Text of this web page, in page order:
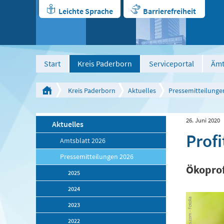
Leichte Sprache Barrierefreiheit
Start Kreis Paderborn Serviceportal
Kreis Paderborn Aktuelles
Aktuelles
Amtsblatt 2026
Pressemitteilungen 2026
2025
2024
2023
2022
26. Juni 2020